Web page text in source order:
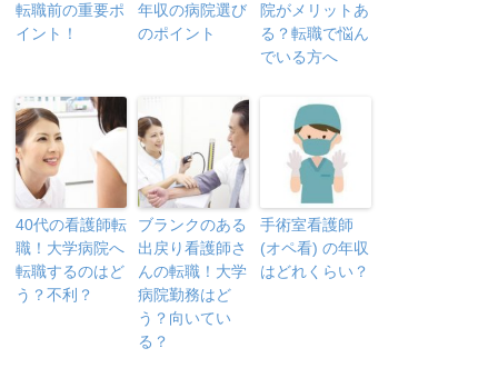
転職前の重要ポ
イント！
年収の病院選び
のポイント
院がメリットあ
る？転職で悩ん
でいる方へ
40代の看護師転
職！大学病院へ
転職するのはど
う？不利？
ブランクのある
出戻り看護師さ
んの転職！大学
病院勤務はど
う？向いてい
る？
手術室看護師
(オペ看) の年収
はどれくらい？